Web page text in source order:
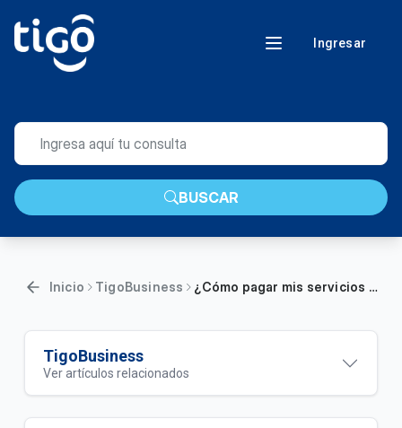
Ingresar
BUSCAR
Inicio TigoBusiness ¿Cómo pagar mis servicios en Mi Cuenta Tigo Business con tarjeta de débito o crédito?
TigoBusiness
Ver artículos relacionados
Actualizamos su Internet+ TV Lite Plus | B2B